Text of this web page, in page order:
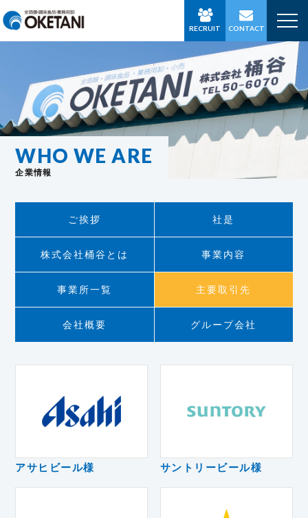
RECRUIT CONTACT
WHO WE ARE
企業情報
ご挨拶 社是
株式会社桶谷とは 事業内容
事業所一覧 主要取引先
会社概要 グループ会社
アサヒビール様 サントリービール様